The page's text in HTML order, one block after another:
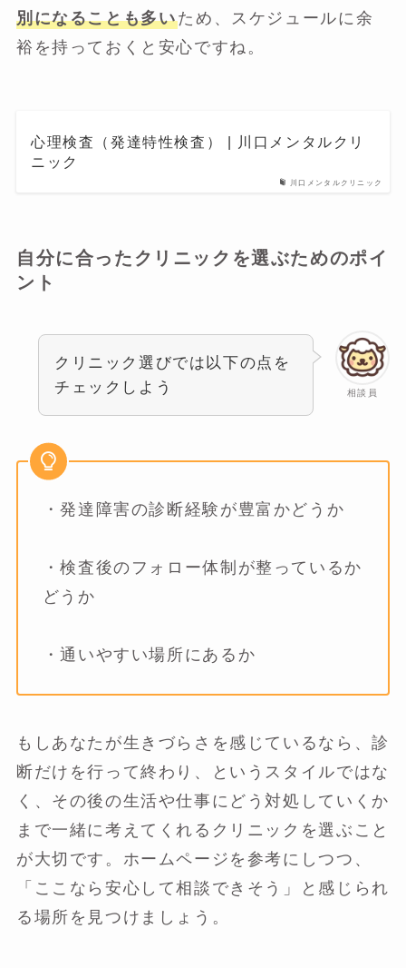
別になることも多いため、スケジュールに余
裕を持っておくと安心ですね。
川口メンタルクリニック
心理検査（発達特性検査） | 川口メンタルクリ
ニック
自分に合ったクリニックを選ぶためのポイ
ント
相談員
クリニック選びでは以下の点を
チェックしよう
・発達障害の診断経験が豊富かどうか
・検査後のフォロー体制が整っているか
どうか
・通いやすい場所にあるか
もしあなたが生きづらさを感じているなら、診
断だけを行って終わり、というスタイルではな
く、その後の生活や仕事にどう対処していくか
まで一緒に考えてくれるクリニックを選ぶこと
が大切です。ホームページを参考にしつつ、
「ここなら安心して相談できそう」と感じられ
る場所を見つけましょう。